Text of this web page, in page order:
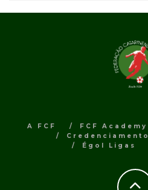
A FCF FCF Academy
Credenciamento
Égol Ligas